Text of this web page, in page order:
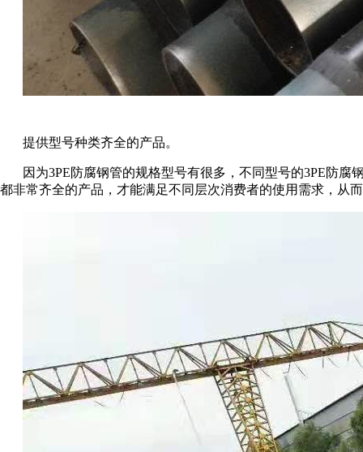
提供型号种类齐全的产品。
因为3PE防腐钢管的规格型号有很多，不同型号的3PE防
都非常齐全的产品，才能满足不同层次消费者的使用需求，从